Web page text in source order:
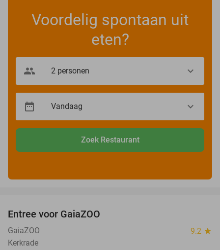
Voordelig spontaan uit
eten?
Zoek Restaurant
Entree voor GaiaZOO
GaiaZOO 9.2 star
Kerkrade